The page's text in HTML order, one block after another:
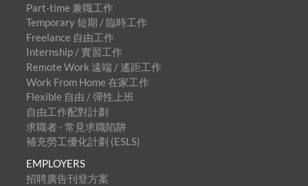
Part-time 兼職工作
Temporary 短期 / 臨時工作
Freelance 自由工作
Internship / 實習工作
Remote Work 遠端 / 遙距工作
Work From Home 在家工作
Flexible 自由 / 彈性上班
自由工作配對計劃
求職者 - 常見求職陷阱
補充勞工優化計劃 (ESLS)
EMPLOYERS
招聘廣告刊登方案